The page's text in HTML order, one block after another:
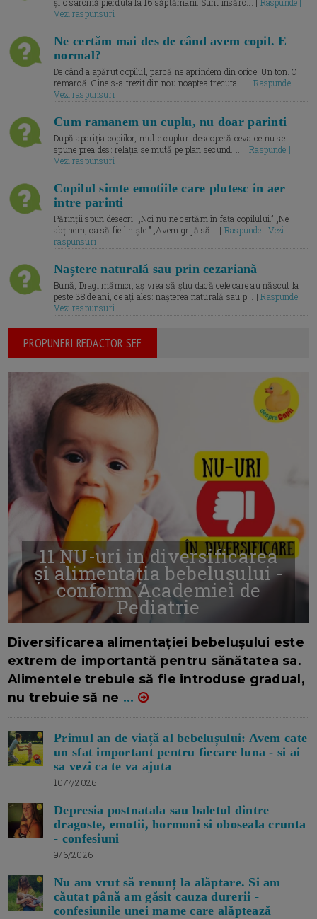
și o sarcină pierduta la 16 săptămâni. Sunt însărc... | Raspunde |
Vezi raspunsuri
Ne certăm mai des de când avem copil. E
normal?
De când a apărut copilul, parcă ne aprindem din orice. Un ton. O
remarcă. Cine s-a trezit din nou noaptea trecuta.... |Raspunde |
Vezi raspunsuri
Cum ramanem un cuplu, nu doar parinti
După apariția copiilor, multe cupluri descoperă ceva ce nu se
spune prea des: relația se mută pe plan secund. ... |Raspunde |
Vezi raspunsuri
Copilul simte emotiile care plutesc in aer
intre parinti
Părinții spun deseori: „Noi nu ne certăm în fața copilului.” „Ne
abținem, ca să fie liniște.” „Avem grijă să... | Raspunde | Vezi
raspunsuri
Naștere naturală sau prin cezariană
Bună, Dragi mămici, aș vrea să știu dacă cele care au născut la
peste 38 de ani, ce ați ales: nașterea naturală sau p... |Raspunde |
Vezi raspunsuri
PROPUNERI REDACTOR SEF
11 NU-uri in diversificarea
și alimentația bebelușului -
conform Academiei de
Pediatrie
Diversificarea alimentației bebelușului este
extrem de importantă pentru sănătatea sa.
Alimentele trebuie să fie introduse gradual,
nu trebuie să ne ...
Primul an de viață al bebelușului: Avem cate
un sfat important pentru fiecare luna - si ai
sa vezi ca te va ajuta
10/7/2026
Depresia postnatala sau baletul dintre
dragoste, emotii, hormoni si oboseala crunta
- confesiuni
9/6/2026
Nu am vrut să renunț la alăptare. Si am
căutat până am găsit cauza durerii -
confesiunile unei mame care alăptează